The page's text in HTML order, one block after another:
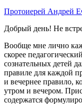
Протоиерей Андрей
Добрый день! Не
Вообще мне лично
скорее
сознательных детей
правиле для каждой
и вечернее правило,
утром и вечером.
содержатся